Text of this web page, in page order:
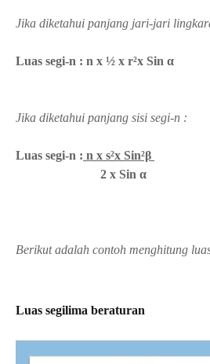
Jika diketahui panjang jari-jari
Luas segi-n : n x ½ x r²x Sin α
Jika diketahui panjang sisi segi-n :
Luas segi-n : n x s²x Sin²β
2 x Sin α
Berikut adalah contoh menghitung
Luas segilima beraturan